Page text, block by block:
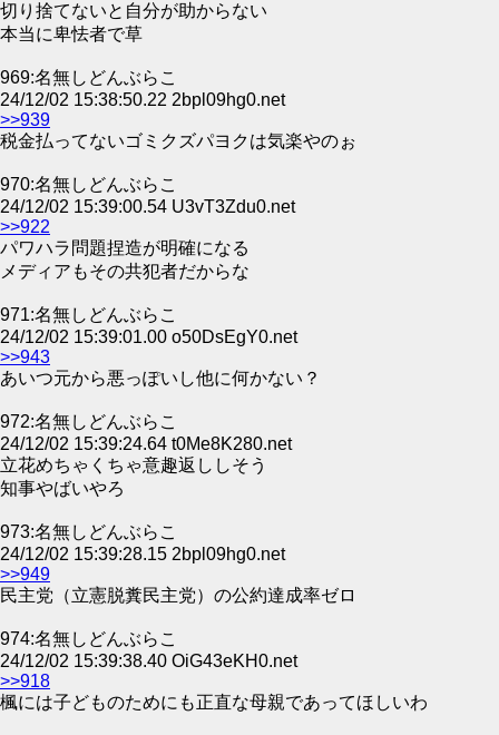
切り捨てないと自分が助からない
本当に卑怯者で草
969:名無しどんぶらこ
24/12/02 15:38:50.22 2bpl09hg0.net
>>939
税金払ってないゴミクズパヨクは気楽やのぉ
970:名無しどんぶらこ
24/12/02 15:39:00.54 U3vT3Zdu0.net
>>922
パワハラ問題捏造が明確になる
メディアもその共犯者だからな
971:名無しどんぶらこ
24/12/02 15:39:01.00 o50DsEgY0.net
>>943
あいつ元から悪っぽいし他に何かない？
972:名無しどんぶらこ
24/12/02 15:39:24.64 t0Me8K280.net
立花めちゃくちゃ意趣返ししそう
知事やばいやろ
973:名無しどんぶらこ
24/12/02 15:39:28.15 2bpl09hg0.net
>>949
民主党（立憲脱糞民主党）の公約達成率ゼロ
974:名無しどんぶらこ
24/12/02 15:39:38.40 OiG43eKH0.net
>>918
楓には子どものためにも正直な母親であってほしいわ